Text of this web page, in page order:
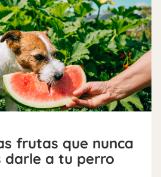
frutas que nunca
darle a tu perro